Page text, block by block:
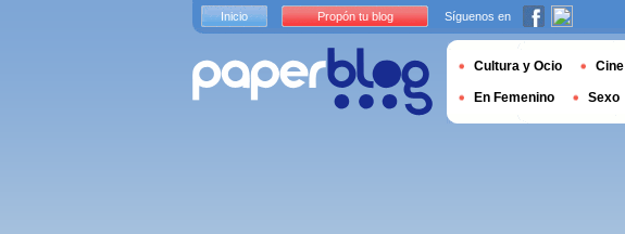
Inicio Propón tu blog Síguenos en
Cultura y Ocio Cine
En Femenino Sexo